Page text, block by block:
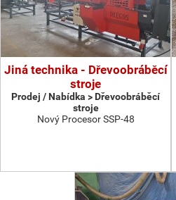
Jiná technika - Dřevoobráběcí
stroje
Prodej / Nabídka > Dřevoobráběcí
stroje
Nový Procesor SSP-48